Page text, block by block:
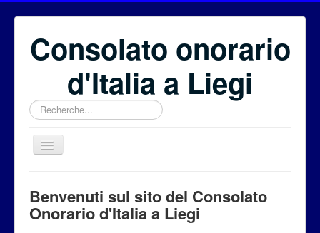
Consolato onorario
d'Italia a Liegi
Rechercher
Il Consolato onorario
Benvenuti sul sito del Consolato
Onorario d'Italia a Liegi